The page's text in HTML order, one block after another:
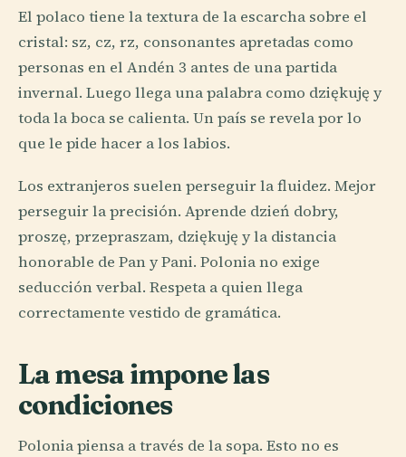
El polaco tiene la textura de la escarcha sobre el
cristal: sz, cz, rz, consonantes apretadas como
personas en el Andén 3 antes de una partida
invernal. Luego llega una palabra como dziękuję y
toda la boca se calienta. Un país se revela por lo
que le pide hacer a los labios.
Los extranjeros suelen perseguir la fluidez. Mejor
perseguir la precisión. Aprende dzień dobry,
proszę, przepraszam, dziękuję y la distancia
honorable de Pan y Pani. Polonia no exige
seducción verbal. Respeta a quien llega
correctamente vestido de gramática.
La mesa impone las
condiciones
Polonia piensa a través de la sopa. Esto no es